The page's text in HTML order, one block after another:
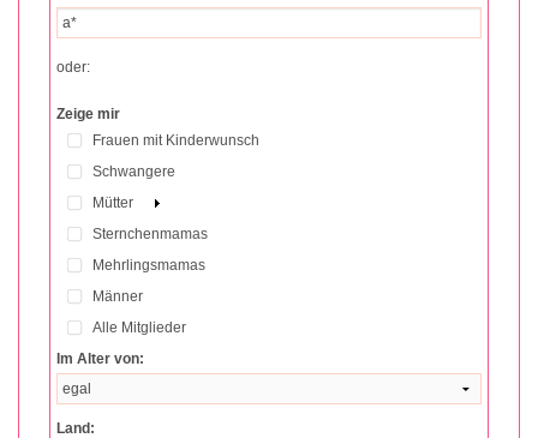
oder:
Zeige mir
Frauen mit Kinderwunsch
Schwangere
Mütter
Sternchenmamas
Mehrlingsmamas
Männer
Alle Mitglieder
Im Alter von:
Land: